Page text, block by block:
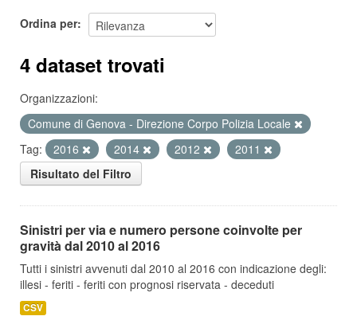
Ordina per
4 dataset trovati
Organizzazioni:
Comune di Genova - Direzione Corpo Polizia Locale
Tag:
2016 2014 2012
2011
Risultato del Filtro
Sinistri per via e numero persone coinvolte per
gravità dal 2010 al 2016
Tutti i sinistri avvenuti dal 2010 al 2016 con indicazione degli:
illesi - feriti - feriti con prognosi riservata - deceduti
CSV